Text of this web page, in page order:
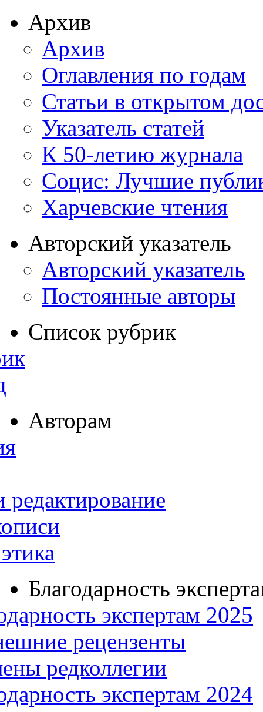
Архив
Архив
Оглавления по годам
Статьи в открытом
Указатель статей
К 50-летию журнала
Социс: Лучшие
Харчевские чтения
Авторский указатель
Авторский указатель
Постоянные авторы
Список рубрик
Авторам
редактирование
Благодарность
экспертам 2025
рецензенты
редколлегии
экспертам 2024